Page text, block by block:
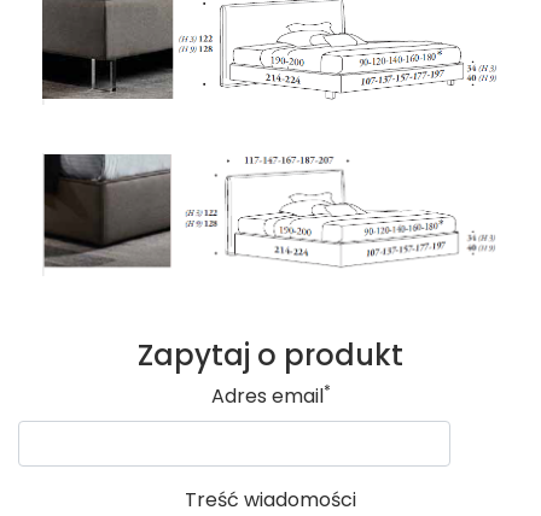
Zapytaj o produkt
Adres email*
Treść wiadomości